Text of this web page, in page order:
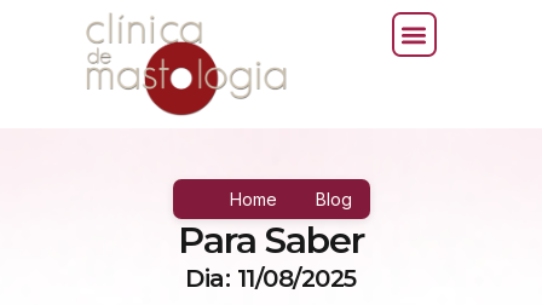
Home Blog
Para Saber
Dia: 11/08/2025